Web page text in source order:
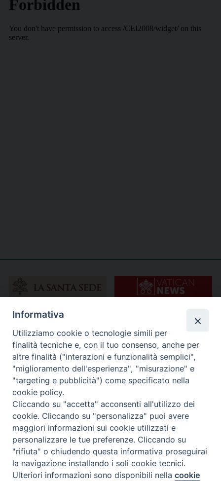
Informativa
Utilizziamo cookie o tecnologie simili per
finalità tecniche e, con il tuo consenso, anche per
altre finalità ("interazioni e funzionalità semplici",
"miglioramento dell'esperienza", "misurazione" e
"targeting e pubblicità") come specificato nella
cookie policy.
Cliccando su "accetta" acconsenti all'utilizzo dei
cookie. Cliccando su "personalizza" puoi avere
maggiori informazioni sui cookie utilizzati e
personalizzare le tue preferenze. Cliccando su
"rifiuta" o chiudendo questa informativa proseguirai
la navigazione installando i soli cookie tecnici.
Ulteriori informazioni sono disponibili nellacookie